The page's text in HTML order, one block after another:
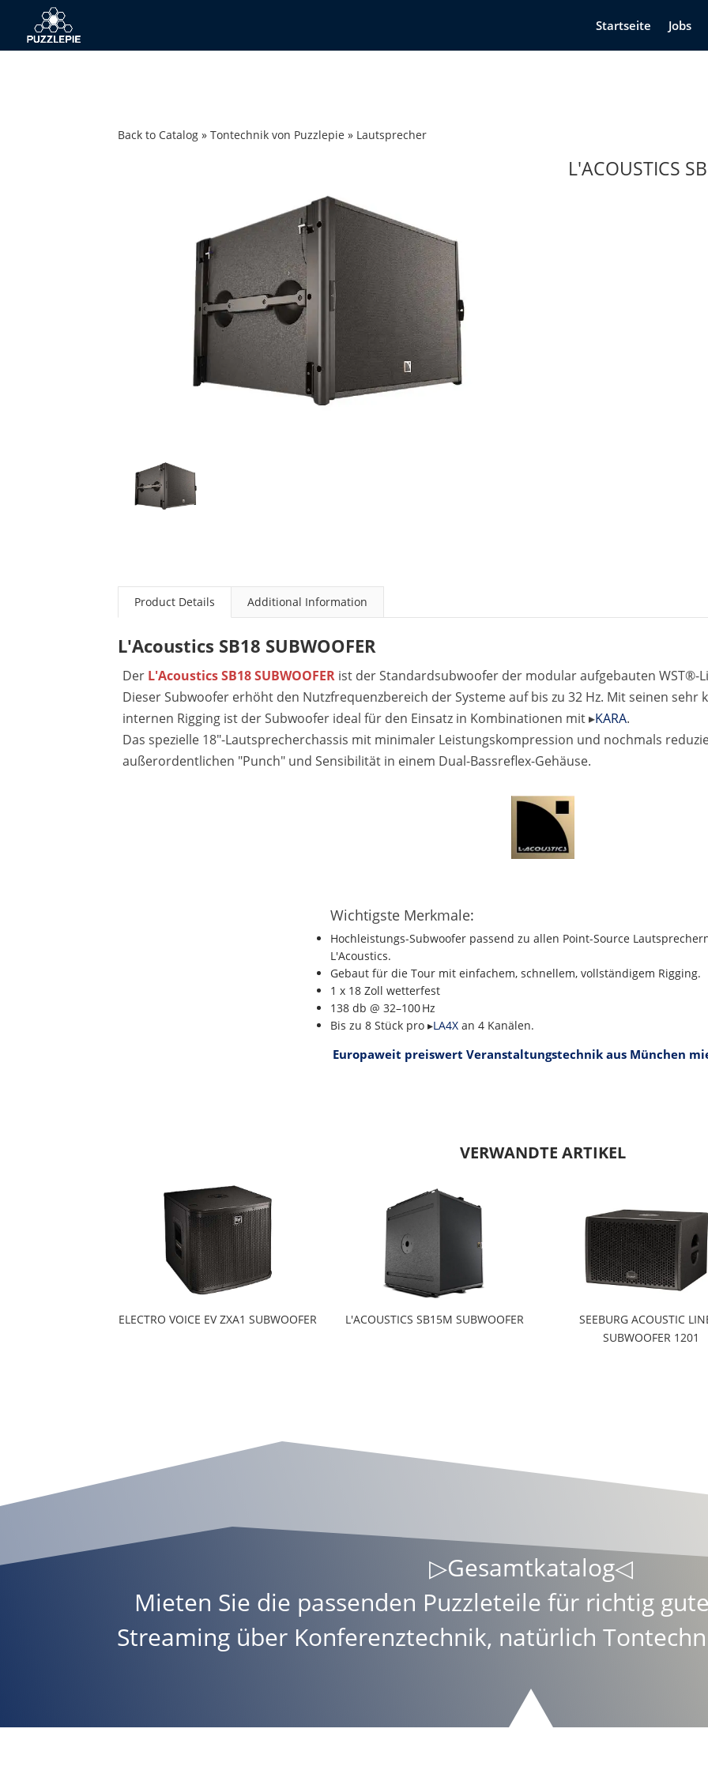
Startseite Jobs
Back to Catalog Tontechnik von Puzzlepie Lautsprecher
L'ACOUSTICS
Product Details Additional Information
L'Acoustics SB18 SUBWOOFER
Der L'Acoustics SB18 SUBWOOFER ist der Standardsubwoofer der modular aufgebauten WST®-
Dieser Subwoofer erhöht den Nutzfrequenzbereich der Systeme auf bis zu 32 Hz. Mit seinen
internen Rigging ist der Subwoofer ideal für den Einsatz in Kombinationen mit ▸KARA.
Das spezielle 18"-Lautsprecherchassis mit minimaler Leistungskompression und nochmals
außerordentlichen "Punch" und Sensibilität in einem Dual-Bassreflex-Gehäuse.
Wichtigste Merkmale:
Hochleistungs-Subwoofer passend zu allen Point-Source
L'Acoustics.
Gebaut für die Tour mit einfachem, schnellem, vollständigem Rigging.
1 x 18 Zoll wetterfest
138 db @ 32–100 Hz
Bis zu 8 Stück pro ▸LA4X an 4 Kanälen.
Europaweit preiswert Veranstaltungstechnik aus München
VERWANDTE ARTIKEL
ELECTRO VOICE EV ZXA1 SUBWOOFER L'ACOUSTICS SB15M SUBWOOFER
SEEBURG ACOUSTIC
SUBWOOFER 1201
▷Gesamtkatalog◁
Mieten Sie die passenden Puzzleteile für richtig
Streaming über Konferenztechnik, natürlich